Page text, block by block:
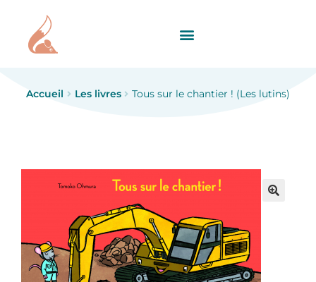
Accueil Les livres Tous sur le chantier ! (Les lutins)